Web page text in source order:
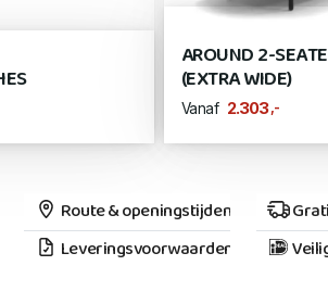
AROUND 2-
(EXTRA WIDE)
Vanaf 2.303 ,-
Route & openingstijden
Leveringsvoorwaarden